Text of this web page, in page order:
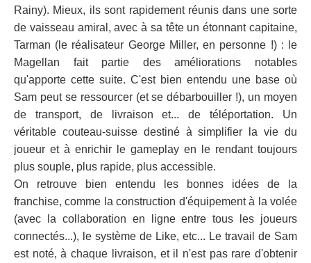
Rainy). Mieux, ils sont rapidement réunis dans une sorte
de vaisseau amiral, avec à sa tête un étonnant capitaine,
Tarman (le réalisateur George Miller, en personne !) : le
Magellan fait partie des améliorations notables
qu'apporte cette suite. C'est bien entendu une base où
Sam peut se ressourcer (et se débarbouiller !), un moyen
de transport, de livraison et... de téléportation. Un
véritable couteau-suisse destiné à simplifier la vie du
joueur et à enrichir le gameplay en le rendant toujours
plus souple, plus rapide, plus accessible.
On retrouve bien entendu les bonnes idées de la
franchise, comme la construction d'équipement à la volée
(avec la collaboration en ligne entre tous les joueurs
connectés...), le système de Like, etc... Le travail de Sam
est noté, à chaque livraison, et il n'est pas rare d'obtenir